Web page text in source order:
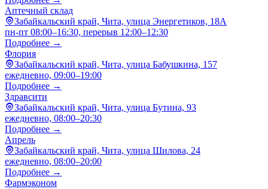
Аптечный склад
Забайкальский край, Чита, улица Энергетиков, 18А
пн-пт 08:00–16:30, перерыв 12:00–12:30
Подробнее →
Флория
Забайкальский край, Чита, улица Бабушкина, 157
ежедневно, 09:00–19:00
Подробнее →
Здравсити
Забайкальский край, Чита, улица Бутина, 93
ежедневно, 08:00–20:30
Подробнее →
Апрель
Забайкальский край, Чита, улица Шилова, 24
ежедневно, 08:00–20:00
Подробнее →
Фармэконом